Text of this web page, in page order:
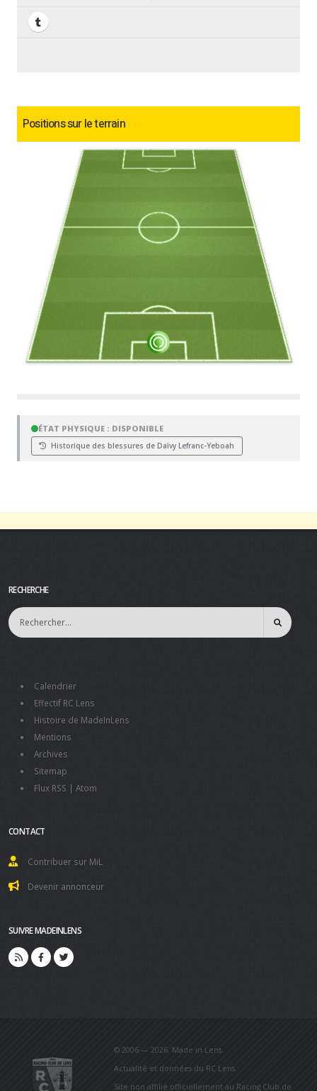
Positions sur le terrain
ÉTAT PHYSIQUE : DISPONIBLE
Historique des blessures de Daïvy Lefranc-Yeboah
RECHERCHE
Calendrier
Effectif RC Lens
Histoire de MadeInLens
Mentions
Archives
Sitemap
Flux RSS | Atom
CONTACT
Contribuer sur MiL
Devenir annonceur
SUIVRE MADEINLENS
© 2006 — 2026. Made in Lens.
Actualité et données du RC Lens.
Site non affilié officiellement au Racing Club de